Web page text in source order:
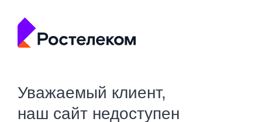
Уважаемый клиент,
наш сайт недоступен